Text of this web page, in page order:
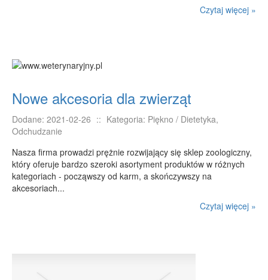
Zajęcia Sportowe i Rekreacyjne
Informatyczne
Restauracje, Catering
Adwokaci, Porady Prawne
Sprzątanie, Porządkowanie
Podróże
Czytaj więcej »
Nowe akcesoria dla zwierząt
Dodane: 2021-02-26 :: Kategoria: Piękno / Dietetyka,
Odchudzanie
Nasza firma prowadzi prężnie rozwijający się sklep zoologiczny,
który oferuje bardzo szeroki asortyment produktów w różnych
kategoriach - począwszy od karm, a skończywszy na
akcesoriach...
Czytaj więcej »